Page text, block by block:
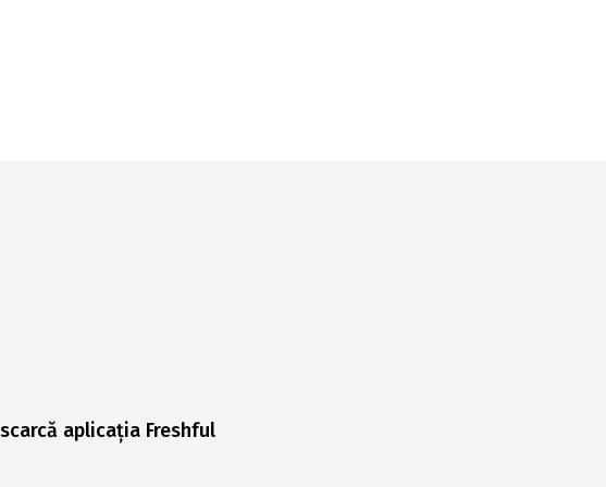
aplicația Freshful